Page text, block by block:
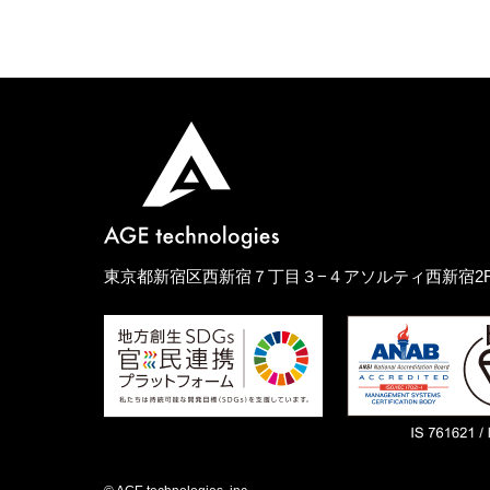
東京都新宿区西新宿７丁目３−４アソルティ西新宿